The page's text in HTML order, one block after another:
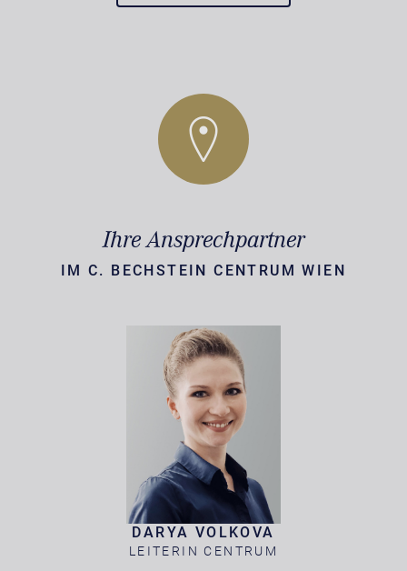
Ihre Ansprechpartner
IM C. BECHSTEIN CENTRUM WIEN
DARYA VOLKOVA
LEITERIN CENTRUM